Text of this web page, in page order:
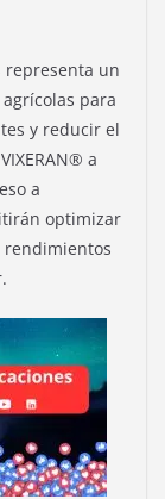
representa un
para
y reducir el
a
a
optimizar